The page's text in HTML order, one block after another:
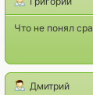
Что не понял
Дмитрий